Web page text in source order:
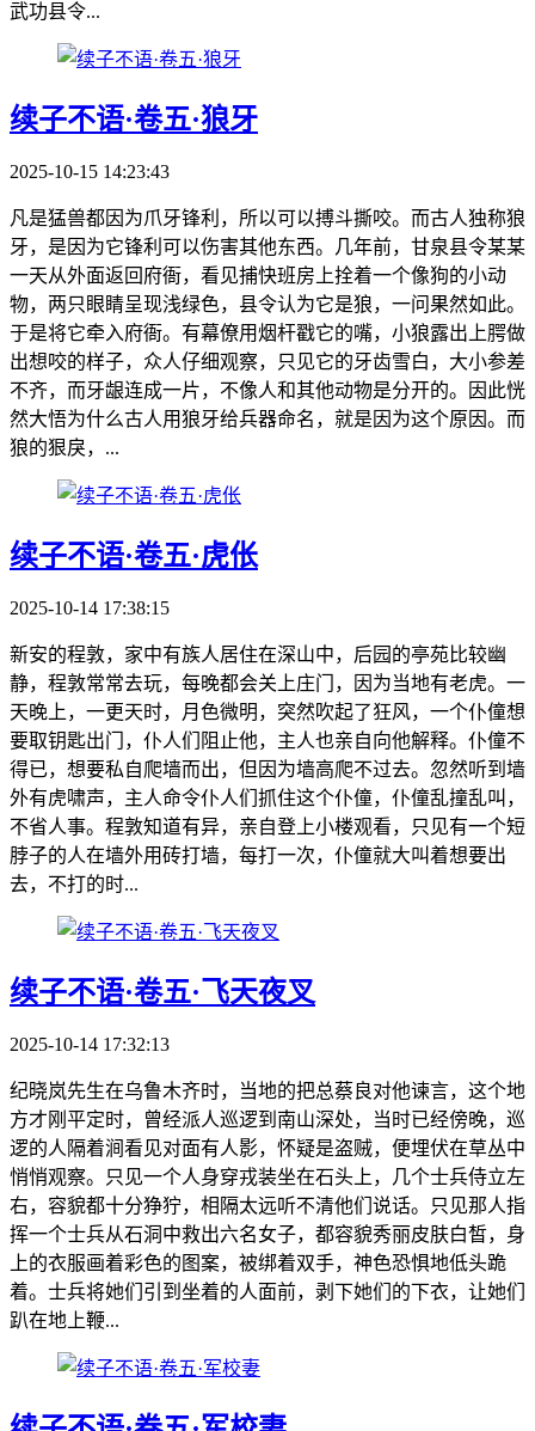
武功县令...
续子不语·卷五·狼牙
2025-10-15 14:23:43
凡是猛兽都因为爪牙锋利，所以可以搏斗撕咬。而古人独称狼
牙，是因为它锋利可以伤害其他东西。几年前，甘泉县令某某
一天从外面返回府衙，看见捕快班房上拴着一个像狗的小动
物，两只眼睛呈现浅绿色，县令认为它是狼，一问果然如此。
于是将它牵入府衙。有幕僚用烟杆戳它的嘴，小狼露出上腭做
出想咬的样子，众人仔细观察，只见它的牙齿雪白，大小参差
不齐，而牙龈连成一片，不像人和其他动物是分开的。因此恍
然大悟为什么古人用狼牙给兵器命名，就是因为这个原因。而
狼的狠戾，...
续子不语·卷五·虎伥
2025-10-14 17:38:15
新安的程敦，家中有族人居住在深山中，后园的亭苑比较幽
静，程敦常常去玩，每晚都会关上庄门，因为当地有老虎。一
天晚上，一更天时，月色微明，突然吹起了狂风，一个仆僮想
要取钥匙出门，仆人们阻止他，主人也亲自向他解释。仆僮不
得已，想要私自爬墙而出，但因为墙高爬不过去。忽然听到墙
外有虎啸声，主人命令仆人们抓住这个仆僮，仆僮乱撞乱叫，
不省人事。程敦知道有异，亲自登上小楼观看，只见有一个短
脖子的人在墙外用砖打墙，每打一次，仆僮就大叫着想要出
去，不打的时...
续子不语·卷五·飞天夜叉
2025-10-14 17:32:13
纪晓岚先生在乌鲁木齐时，当地的把总蔡良对他谏言，这个地
方才刚平定时，曾经派人巡逻到南山深处，当时已经傍晚，巡
逻的人隔着涧看见对面有人影，怀疑是盗贼，便埋伏在草丛中
悄悄观察。只见一个人身穿戎装坐在石头上，几个士兵侍立左
右，容貌都十分狰狞，相隔太远听不清他们说话。只见那人指
挥一个士兵从石洞中救出六名女子，都容貌秀丽皮肤白皙，身
上的衣服画着彩色的图案，被绑着双手，神色恐惧地低头跪
着。士兵将她们引到坐着的人面前，剥下她们的下衣，让她们
趴在地上鞭...